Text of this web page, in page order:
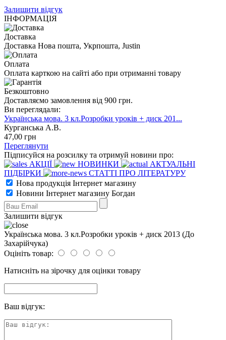
Залишити відгук
ІНФОРМАЦІЯ
Доставка
Доставка Нова пошта, Укрпошта, Justin
Оплата
Оплата карткою на сайті або при отриманні товару
Безкоштовно
Доставляємо замовлення від 900 грн.
Ви переглядали:
Українська мова. 3 кл.Розробки уроків + диск 201...
Курганська А.В.
47,00 грн
Переглянути
Підписуйся на розсилку та отримуй новини про:
АКЦІЇ
НОВИНКИ
АКТУАЛЬНІ
ПІДБІРКИ
СТАТТІ ПРО ЛІТЕРАТУРУ
Нова продукція Інтернет магазину
Новини Інтернет магазину Богдан
Залишити відгук
Українська мова. 3 кл.Розробки уроків + диск 2013 (До
Захарійчука)
Оцініть товар:
Натисніть на зірочку для оцінки товару
Ваш відгук: